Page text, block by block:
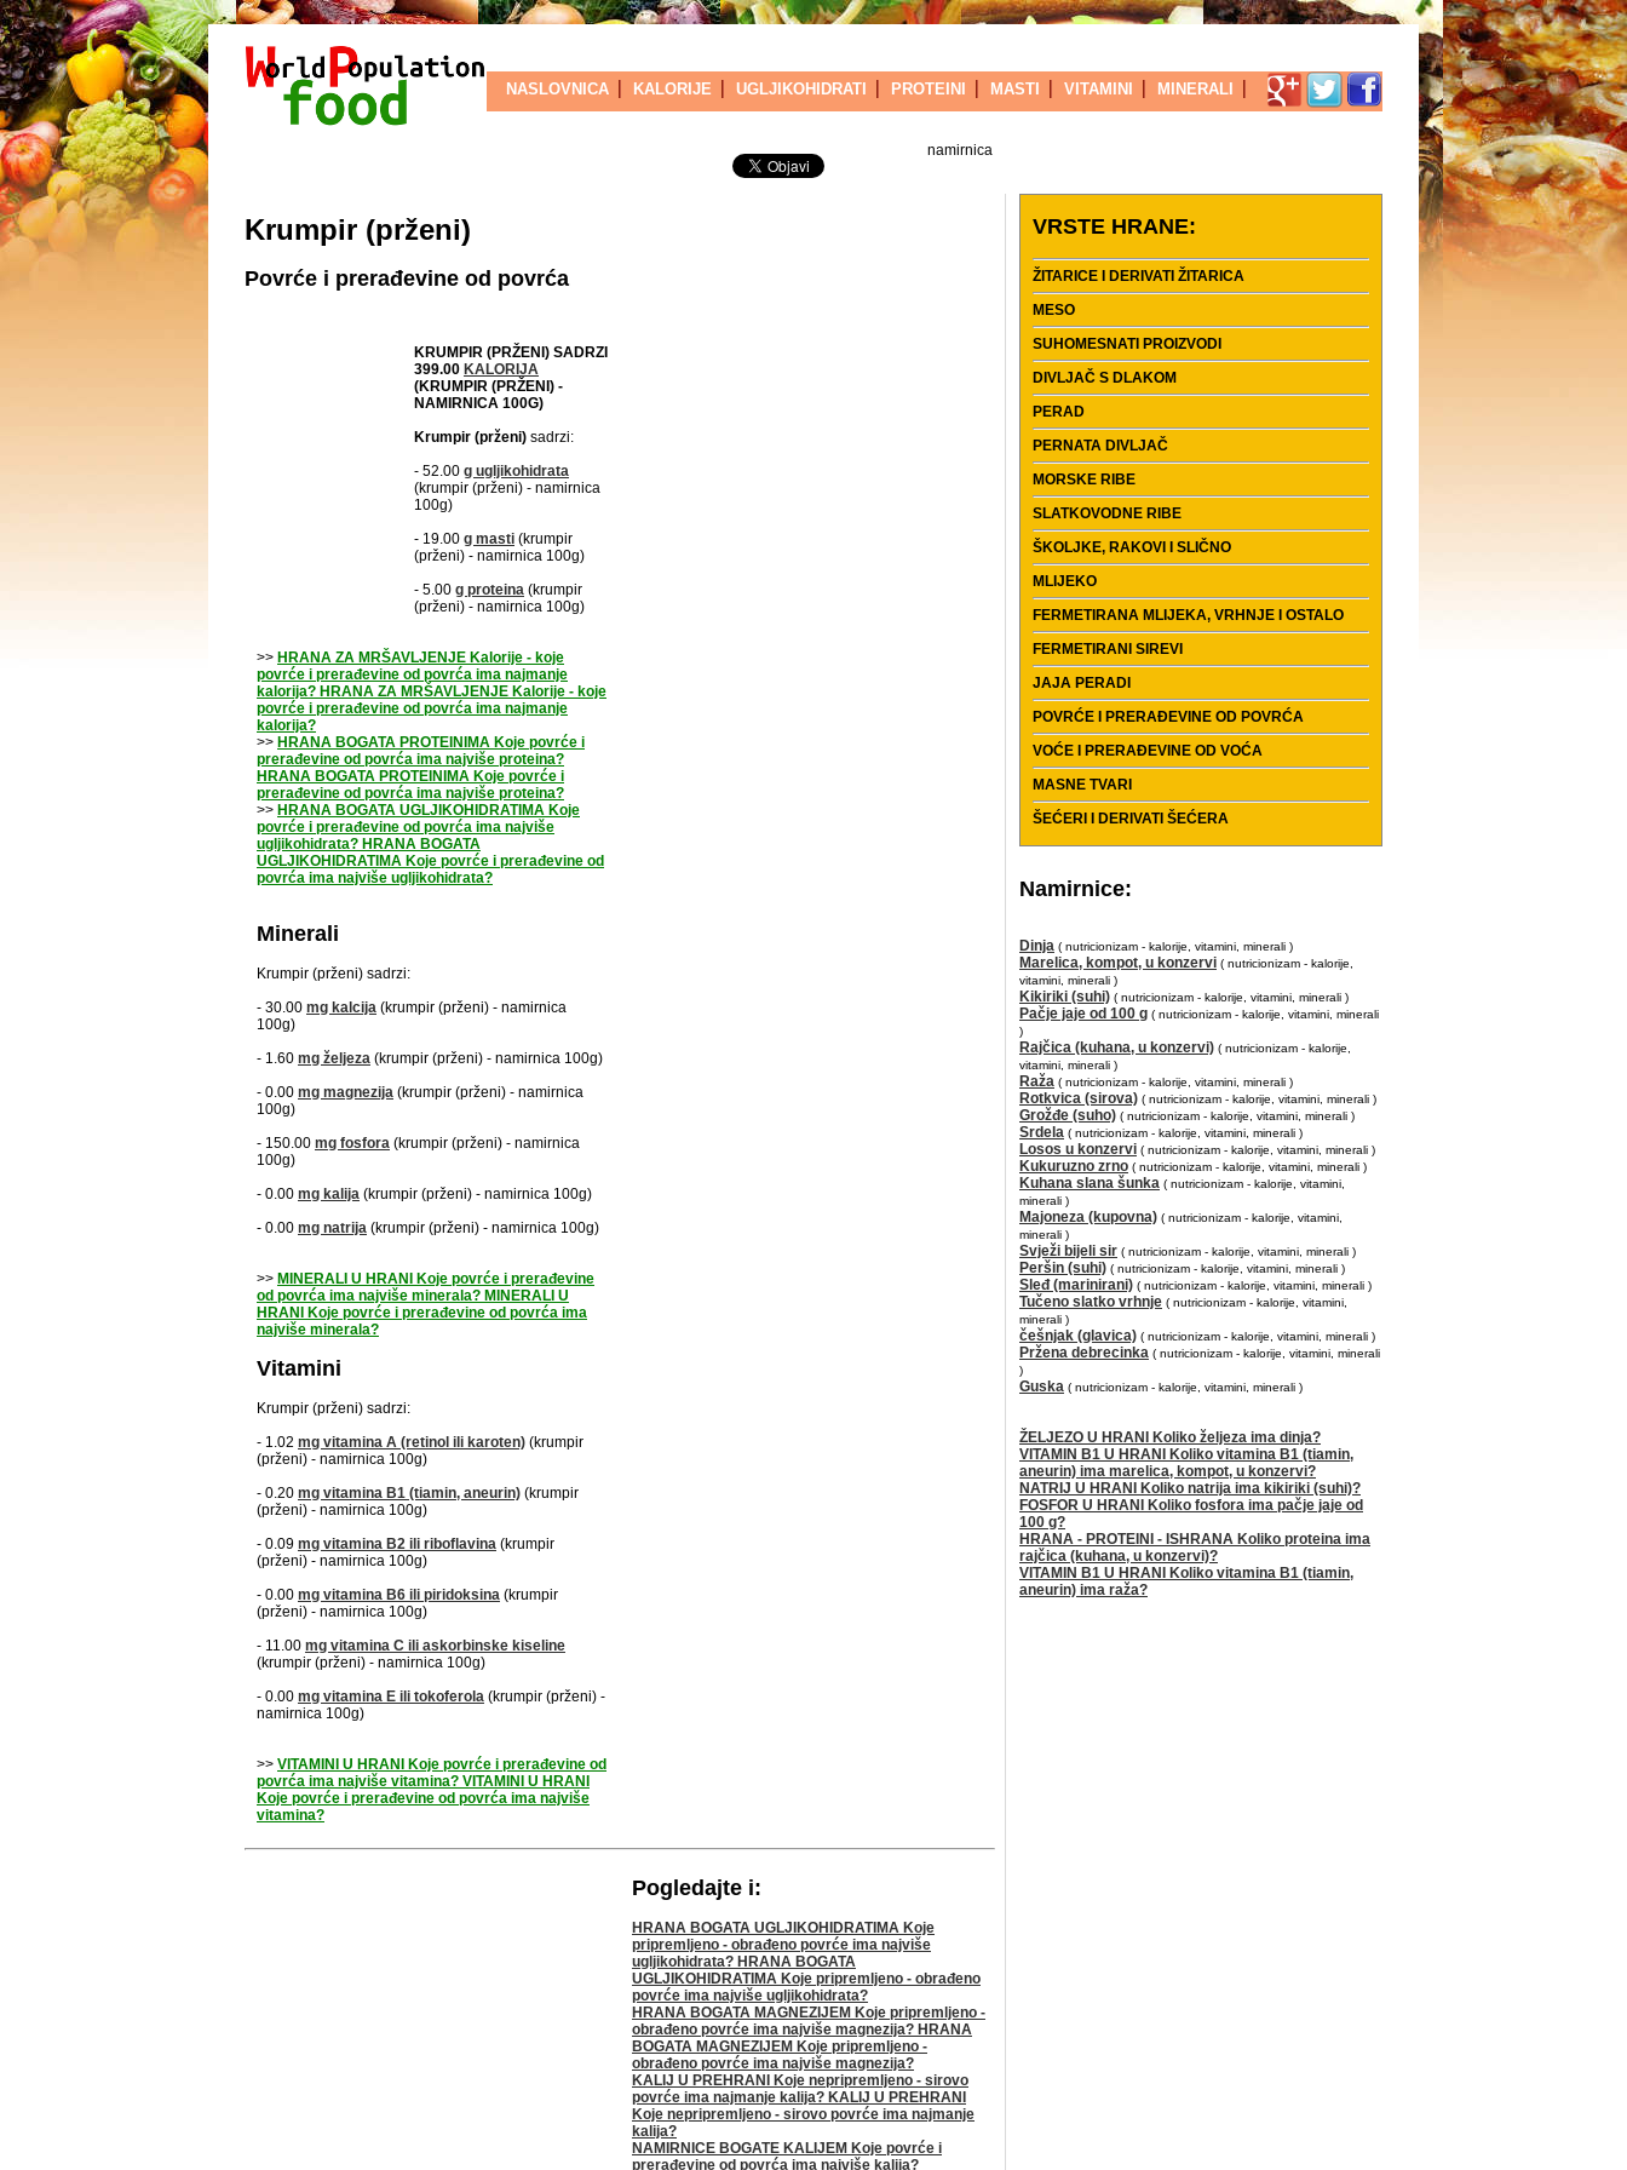
NASLOVNICA KALORIJE UGLJIKOHIDRATI PROTEINI MASTI VITAMINI MINERALI
namirnica
Krumpir (prženi)
Povrće i prerađevine od povrća
KRUMPIR (PRŽENI) SADRZI
399.00 KALORIJA
(KRUMPIR (PRŽENI) -
NAMIRNICA 100G)
Krumpir (prženi) sadrzi:
- 52.00 g ugljikohidrata
(krumpir (prženi) - namirnica
100g)
- 19.00 g masti (krumpir
(prženi) - namirnica 100g)
- 5.00 g proteina (krumpir
(prženi) - namirnica 100g)
>> HRANA ZA MRŠAVLJENJE Kalorije - koje
povrće i prerađevine od povrća ima najmanje
kalorija? HRANA ZA MRŠAVLJENJE Kalorije - koje
povrće i prerađevine od povrća ima najmanje
kalorija?
>> HRANA BOGATA PROTEINIMA Koje povrće i
prerađevine od povrća ima najviše proteina?
HRANA BOGATA PROTEINIMA Koje povrće i
prerađevine od povrća ima najviše proteina?
>> HRANA BOGATA UGLJIKOHIDRATIMA Koje
povrće i prerađevine od povrća ima najviše
ugljikohidrata? HRANA BOGATA
UGLJIKOHIDRATIMA Koje povrće i prerađevine od
povrća ima najviše ugljikohidrata?
Minerali
Krumpir (prženi) sadrzi:
- 30.00 mg kalcija (krumpir (prženi) - namirnica
100g)
- 1.60 mg željeza (krumpir (prženi) - namirnica 100g)
- 0.00 mg magnezija (krumpir (prženi) - namirnica
100g)
- 150.00 mg fosfora (krumpir (prženi) - namirnica
100g)
- 0.00 mg kalija (krumpir (prženi) - namirnica 100g)
- 0.00 mg natrija (krumpir (prženi) - namirnica 100g)
>> MINERALI U HRANI Koje povrće i prerađevine
od povrća ima najviše minerala? MINERALI U
HRANI Koje povrće i prerađevine od povrća ima
najviše minerala?
Vitamini
Krumpir (prženi) sadrzi:
- 1.02 mg vitamina A (retinol ili karoten) (krumpir
(prženi) - namirnica 100g)
- 0.20 mg vitamina B1 (tiamin, aneurin) (krumpir
(prženi) - namirnica 100g)
- 0.09 mg vitamina B2 ili riboflavina (krumpir
(prženi) - namirnica 100g)
- 0.00 mg vitamina B6 ili piridoksina (krumpir
(prženi) - namirnica 100g)
- 11.00 mg vitamina C ili askorbinske kiseline
(krumpir (prženi) - namirnica 100g)
- 0.00 mg vitamina E ili tokoferola (krumpir (prženi) -
namirnica 100g)
>> VITAMINI U HRANI Koje povrće i prerađevine od
povrća ima najviše vitamina? VITAMINI U HRANI
Koje povrće i prerađevine od povrća ima najviše
vitamina?
Pogledajte i:
HRANA BOGATA UGLJIKOHIDRATIMA Koje
pripremljeno - obrađeno povrće ima najviše
ugljikohidrata? HRANA BOGATA
UGLJIKOHIDRATIMA Koje pripremljeno - obrađeno
povrće ima najviše ugljikohidrata?
HRANA BOGATA MAGNEZIJEM Koje pripremljeno -
obrađeno povrće ima najviše magnezija? HRANA
BOGATA MAGNEZIJEM Koje pripremljeno -
obrađeno povrće ima najviše magnezija?
KALIJ U PREHRANI Koje nepripremljeno - sirovo
povrće ima najmanje kalija? KALIJ U PREHRANI
Koje nepripremljeno - sirovo povrće ima najmanje
kalija?
NAMIRNICE BOGATE KALIJEM Koje povrće i
prerađevine od povrća ima najviše kalija?
VRSTE HRANE:
ŽITARICE I DERIVATI ŽITARICA
MESO
SUHOMESNATI PROIZVODI
DIVLJAČ S DLAKOM
PERAD
PERNATA DIVLJAČ
MORSKE RIBE
SLATKOVODNE RIBE
ŠKOLJKE, RAKOVI I SLIČNO
MLIJEKO
FERMETIRANA MLIJEKA, VRHNJE I OSTALO
FERMETIRANI SIREVI
JAJA PERADI
POVRĆE I PRERAĐEVINE OD POVRĆA
VOĆE I PRERAĐEVINE OD VOĆA
MASNE TVARI
ŠEĆERI I DERIVATI ŠEĆERA
Namirnice:
Dinja ( nutricionizam - kalorije, vitamini, minerali )
Marelica, kompot, u konzervi ( nutricionizam - kalorije,
vitamini, minerali )
Kikiriki (suhi) ( nutricionizam - kalorije, vitamini, minerali )
Pačje jaje od 100 g ( nutricionizam - kalorije, vitamini, minerali
)
Rajčica (kuhana, u konzervi) ( nutricionizam - kalorije,
vitamini, minerali )
Raža ( nutricionizam - kalorije, vitamini, minerali )
Rotkvica (sirova) ( nutricionizam - kalorije, vitamini, minerali )
Grožđe (suho) ( nutricionizam - kalorije, vitamini, minerali )
Srdela ( nutricionizam - kalorije, vitamini, minerali )
Losos u konzervi ( nutricionizam - kalorije, vitamini, minerali )
Kukuruzno zrno ( nutricionizam - kalorije, vitamini, minerali )
Kuhana slana šunka ( nutricionizam - kalorije, vitamini,
minerali )
Majoneza (kupovna) ( nutricionizam - kalorije, vitamini,
minerali )
Svježi bijeli sir ( nutricionizam - kalorije, vitamini, minerali )
Peršin (suhi) ( nutricionizam - kalorije, vitamini, minerali )
Sleđ (marinirani) ( nutricionizam - kalorije, vitamini, minerali )
Tučeno slatko vrhnje ( nutricionizam - kalorije, vitamini,
minerali )
češnjak (glavica) ( nutricionizam - kalorije, vitamini, minerali )
Pržena debrecinka ( nutricionizam - kalorije, vitamini, minerali
)
Guska ( nutricionizam - kalorije, vitamini, minerali )
ŽELJEZO U HRANI Koliko željeza ima dinja?
VITAMIN B1 U HRANI Koliko vitamina B1 (tiamin,
aneurin) ima marelica, kompot, u konzervi?
NATRIJ U HRANI Koliko natrija ima kikiriki (suhi)?
FOSFOR U HRANI Koliko fosfora ima pačje jaje od
100 g?
HRANA - PROTEINI - ISHRANA Koliko proteina ima
rajčica (kuhana, u konzervi)?
VITAMIN B1 U HRANI Koliko vitamina B1 (tiamin,
aneurin) ima raža?